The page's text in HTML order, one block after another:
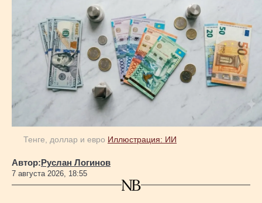
Тенге, доллар и евро Иллюстрация: ИИ
Автор: Руслан Логинов
7 августа 2026, 18:55